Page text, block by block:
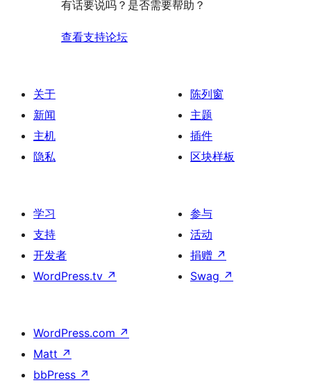
有话要说吗？是否需要帮助？
查看支持论坛
关于
新闻
主机
隐私
陈列窗
主题
插件
区块样板
学习
支持
开发者
WordPress.tv ↗
参与
活动
捐赠 ↗
Swag ↗
WordPress.com ↗
Matt ↗
bbPress ↗